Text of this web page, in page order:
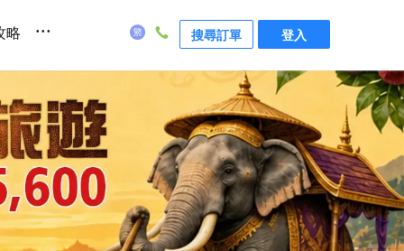
略 ... 搜尋訂單 登入